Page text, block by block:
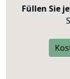
Füllen Sie